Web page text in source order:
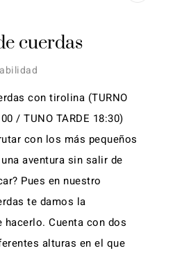
cuerdas
con tirolina (TURNO
/ TUNO TARDE 18:30)
con los más pequeños
aventura sin salir de
Pues en nuestro
te damos la
hacerlo. Cuenta con dos
alturas en el que